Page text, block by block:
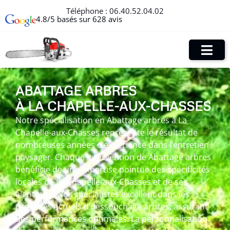
Téléphone : 06.40.52.04.02
4.8/5 basés sur 628 avis
ABATTAGE ARBRES
À LA CHAPELLE-AUX-CHASSES
Notre spécialisation en Abattage arbres à La
Chapelle-aux-Chasses représente le résultat de
nombreuses années d’expérience dans l’entretien
paysager. Chaque intervention de Abattage arbres
bénéficie de une expertise pointue des spécificités
locales de La Chapelle-aux-Chasses et de ses
alentours. Nos spécialistes excellent dans les
procédés actuels d’dessouchage arbres, assurant
des performances optimales. La personnalisation